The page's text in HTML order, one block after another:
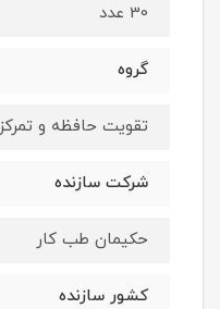
30 عدد
گروه
تقویت حافظه و تمرکز
شرکت سازنده
حکیمان طب کار
کشور سازنده